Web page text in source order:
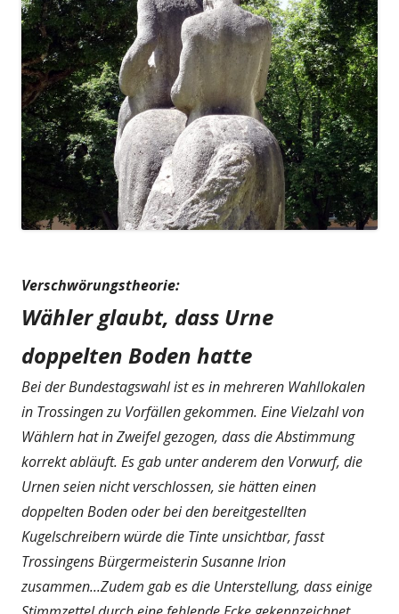
Verschwörungstheorie:
Wähler glaubt, dass Urne
doppelten Boden hatte
Bei der Bundestagswahl ist es in mehreren Wahllokalen
in Trossingen zu Vorfällen gekommen. Eine Vielzahl von
Wählern hat in Zweifel gezogen, dass die Abstimmung
korrekt abläuft. Es gab unter anderem den Vorwurf, die
Urnen seien nicht verschlossen, sie hätten einen
doppelten Boden oder bei den bereitgestellten
Kugelschreibern würde die Tinte unsichtbar, fasst
Trossingens Bürgermeisterin Susanne Irion
zusammen...Zudem gab es die Unterstellung, dass einige